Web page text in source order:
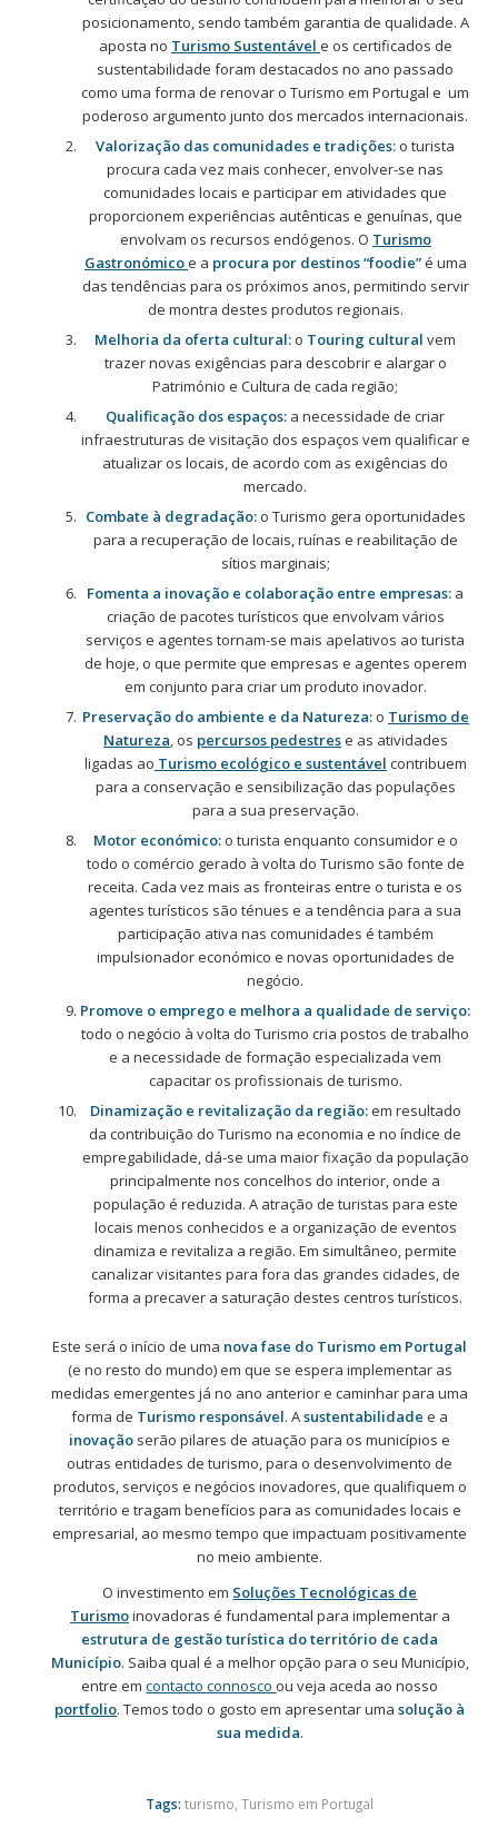
posicionamento, sendo também garantia de qualidade. A
aposta no Turismo Sustentável e os certificados de
sustentabilidade foram destacados no ano passado
como uma forma de renovar o Turismo em Portugal e um
poderoso argumento junto dos mercados internacionais.
Valorização das comunidades e tradições: o turista
procura cada vez mais conhecer, envolver-se nas
comunidades locais e participar em atividades que
proporcionem experiências autênticas e genuínas, que
envolvam os recursos endógenos. O Turismo
Gastronómicoe a procura por destinos “foodie”é uma
das tendências para os próximos anos, permitindo servir
de montra destes produtos regionais.
Melhoria da oferta cultural: o Touring cultural vem
trazer novas exigências para descobrir e alargar o
Património e Cultura de cada região;
Qualificação dos espaços: a necessidade de criar
infraestruturas de visitação dos espaços vem qualificar e
atualizar os locais, de acordo com as exigências do
mercado.
Combate à degradação:o Turismo gera oportunidades
para a recuperação de locais, ruínas e reabilitação de
sítios marginais;
Fomenta a inovação e colaboração entre empresas: a
criação de pacotes turísticos que envolvam vários
serviços e agentes tornam-se mais apelativos ao turista
de hoje, o que permite que empresas e agentes operem
em conjunto para criar um produto inovador.
Preservação do ambiente e da Natureza:o Turismo de
Natureza, os percursos pedestrese as atividades
ligadas ao Turismo ecológico e sustentável contribuem
para a conservação e sensibilização das populações
para a sua preservação.
Motor económico:o turista enquanto consumidor e o
todo o comércio gerado à volta do Turismo são fonte de
receita. Cada vez mais as fronteiras entre o turista e os
agentes turísticos são ténues e a tendência para a sua
participação ativa nas comunidades é também
impulsionador económico e novas oportunidades de
negócio.
Promove o emprego e melhora a qualidade de serviço:
todo o negócio à volta do Turismo cria postos de trabalho
e a necessidade de formação especializada vem
capacitar os profissionais de turismo.
Dinamização e revitalização da região:em resultado
da contribuição do Turismo na economia e no índice de
empregabilidade, dá-se uma maior fixação da população
principalmente nos concelhos do interior, onde a
população é reduzida. A atração de turistas para este
locais menos conhecidos e a organização de eventos
dinamiza e revitaliza a região. Em simultâneo, permite
canalizar visitantes para fora das grandes cidades, de
forma a precaver a saturação destes centros turísticos.
Este será o início de uma nova fase do Turismo em Portugal
(e no resto do mundo) em que se espera implementar as
medidas emergentes já no ano anterior e caminhar para uma
forma de Turismo responsável. Asustentabilidade e a
inovação serão pilares de atuação para os municípios e
outras entidades de turismo, para o desenvolvimento de
produtos, serviços e negócios inovadores, que qualifiquem o
território e tragam benefícios para as comunidades locais e
empresarial, ao mesmo tempo que impactuam positivamente
no meio ambiente.
O investimento em Soluções Tecnológicas de
Turismoinovadoras é fundamental para implementar a
estrutura de gestão turística do território de cada
Município. Saiba qual é a melhor opção para o seu Município,
entre emcontacto connosco ou veja aceda ao nosso
portfolio. Temos todo o gosto em apresentar umasolução à
sua medida.
Tags: turismo ,Turismo em Portugal